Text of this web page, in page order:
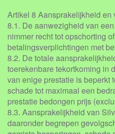
Artikel 8 Aansprakelijkheid en
8.1. De aanwezigheid van
nimmer recht tot opschorting
betalingsverplichtingen met
8.2. De totale
toerekenbare tekortkoming in
van enige prestatie is beperkt
schade tot maximaal een
prestatie bedongen prijs
8.3. Aansprakelijkheid van
daaronder begrepen